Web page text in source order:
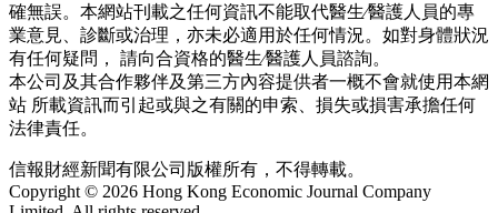
確無誤。本網站刊載之任何資訊不能取代醫生∕醫護人員的專
業意見、診斷或治理，亦未必適用於任何情況。如對身體狀況
有任何疑問， 請向合資格的醫生∕醫護人員諮詢。
本公司及其合作夥伴及第三方內容提供者一概不會就使用本網
站 所載資訊而引起或與之有關的申索、損失或損害承擔任何
法律責任。
信報財經新聞有限公司版權所有，不得轉載。
Copyright © 2026 Hong Kong Economic Journal Company